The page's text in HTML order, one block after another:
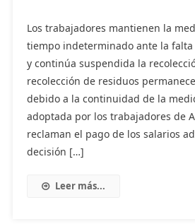
Los trabajadores mantienen la
tiempo indeterminado ante la falta
y continúa suspendida la
recolección de residuos
debido a la continuidad de la
adoptada por los trabajadores de
reclaman el pago de los salarios
decisión […]
Leer más...